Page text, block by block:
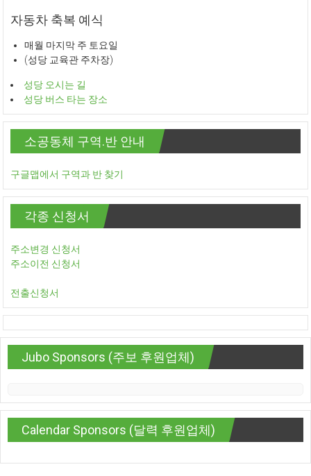
자동차 축복 예식
매월 마지막 주 토요일
(성당 교육관 주차장)
성당 오시는 길
성당 버스 타는 장소
소공동체 구역.반 안내
구글맵에서 구역과 반 찾기
각종 신청서
주소변경 신청서
주소이전 신청서
전출신청서
Jubo Sponsors (주보 후원업체)
Calendar Sponsors (달력 후원업체)